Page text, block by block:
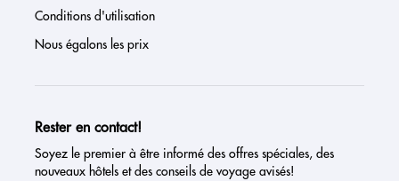
Conditions d'utilisation
Nous égalons les prix
Rester en contact!
Soyez le premier à être informé des offres spéciales, des
nouveaux hôtels et des conseils de voyage avisés!